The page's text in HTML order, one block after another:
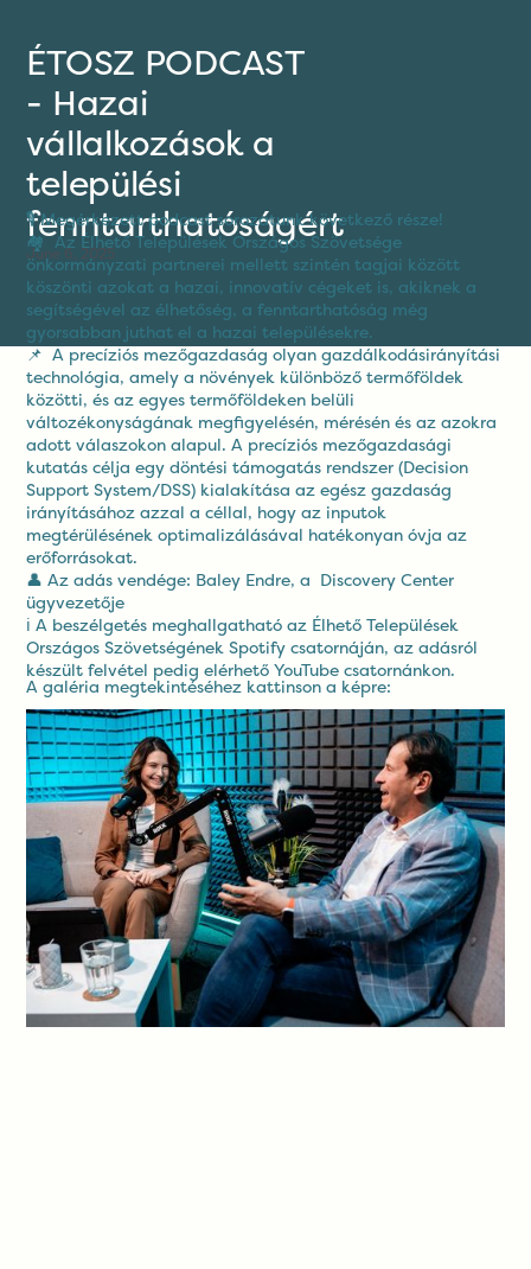
ÉTOSZ PODCAST
- Hazai
vállalkozások a
települési
fenntarthatóságért
June 6, 2025
🎙 Megérkezett podcast sorozatunk következő része!
🏘 Az Élhető Települések Országos Szövetsége
önkormányzati partnerei mellett szintén tagjai között
köszönti azokat a hazai, innovatív cégeket is, akiknek a
segítségével az élhetőség, a fenntarthatóság még
gyorsabban juthat el a hazai településekre.
📌 A precíziós mezőgazdaság olyan gazdálkodásirányítási
technológia, amely a növények különböző termőföldek
közötti, és az egyes termőföldeken belüli
változékonyságának megfigyelésén, mérésén és az azokra
adott válaszokon alapul. A precíziós mezőgazdasági
kutatás célja egy döntési támogatás rendszer (Decision
Support System/DSS) kialakítása az egész gazdaság
irányításához azzal a céllal, hogy az inputok
megtérülésének optimalizálásával hatékonyan óvja az
erőforrásokat.
👤 Az adás vendége: Baley Endre, a Discovery Center
ügyvezetője
ℹ️ A beszélgetés meghallgatható az Élhető Települések
Országos SzövetségénekSpotify csatornáján, az adásról
készült felvétel pedig elérhetőYouTube csatornánkon.
A galéria megtekintéséhez kattinson a képre: